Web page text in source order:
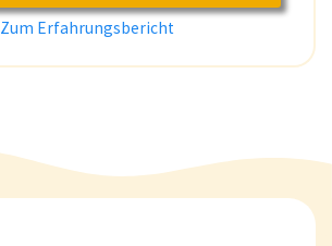
Zum Erfahrungsbericht